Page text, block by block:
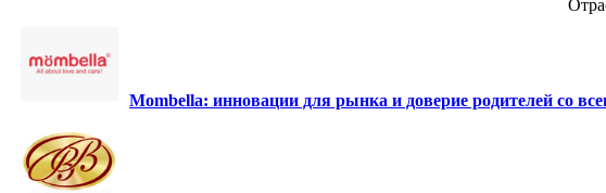
Mombella: инновации для рынка и доверие родителей со